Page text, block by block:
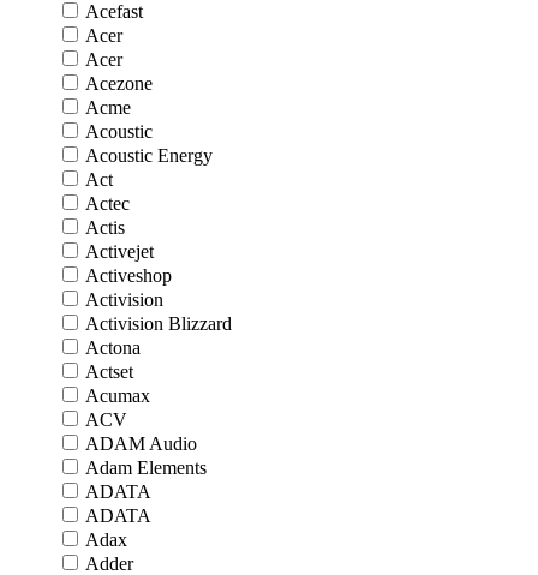
Acefast
Acer
Acer
Acezone
Acme
Acoustic
Acoustic Energy
Act
Actec
Actis
Activejet
Activeshop
Activision
Activision Blizzard
Actona
Actset
Acumax
ACV
ADAM Audio
Adam Elements
ADATA
ADATA
Adax
Adder